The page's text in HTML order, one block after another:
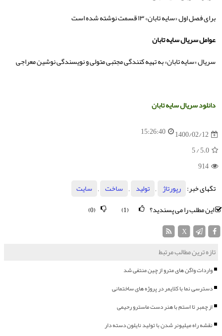
برای فصل اول «سایه تابان» ۱۳ قسمت نوشته شده است
عوامل سریال سایه تابان
سریال «سایه تابان» به تهیه کنندگی مجتبی متولی و نویسندگی نوشین معراجی
دانلودسریالسایهتابان
1400/02/12
15:26:40
5.0
/ 5
914
تگهای خبر:
رپورتاژ , تولید , ساخت ,
سایت
این مطلب را می پسندید؟
(0)
تازه ترین مطالب مرتبط
واردات واگن های مترو از چین منتفی شد
دسترسی نما با کلایمر در پروژه های ساختمانی
از چمبر تا استم با هنر دست ماسترو رحیمی
نقشه راه میلیونر شدن با تولید نایلون دسته دار